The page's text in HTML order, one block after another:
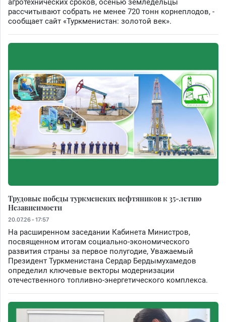
агротехнических сроков, осенью земледельцы
рассчитывают собрать не менее 720 тонн корнеплодов, -
сообщает сайт «Туркменистан: золотой век».
Трудовые победы туркменских нефтяников к 35-летию
Независимости
20.07.26 - 17:57
На расширенном заседании Кабинета Министров,
посвященном итогам социально-экономического
развития страны за первое полугодие, Уважаемый
Президент Туркменистана Сердар Бердымухамедов
определил ключевые векторы модернизации
отечественного топливно-энергетического комплекса.